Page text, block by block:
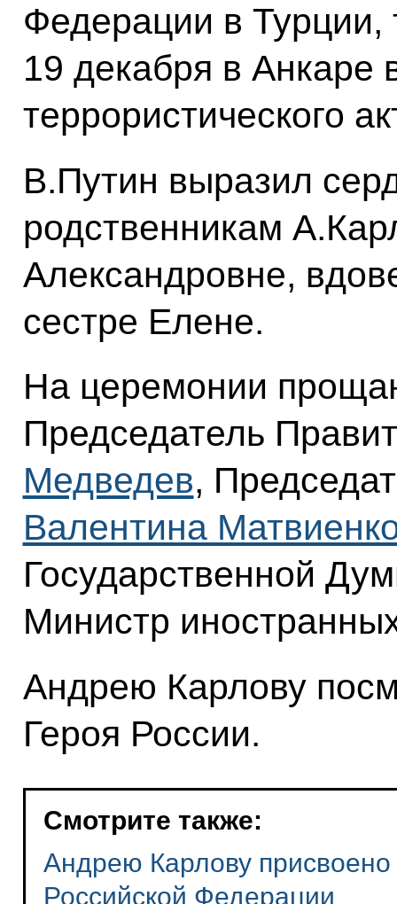
Федерации в Турции,
19 декабря в Анкаре
террористического
В.Путин выразил
родственникам
Александровне,
сестре Елене.
На церемонии
Председатель
Медведев,
Валентина
Государственной
Министр
Андрею Карлову
Героя России.
Смотрите также:
Андрею Карлову присвоено
Российской Федерации